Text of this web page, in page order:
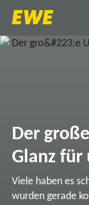
Der
Glanz für
Viele haben es
wurden gerade